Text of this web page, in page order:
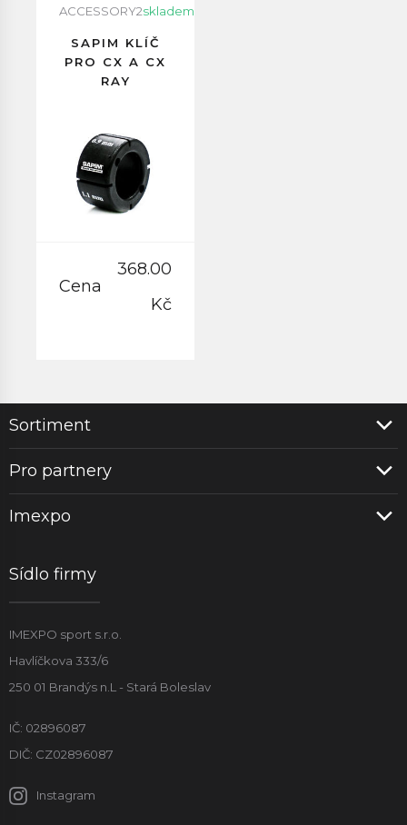
ACCESSORY2skladem
SAPIM KLÍČ
PRO CX A CX
RAY
Cena
368.00
Kč
Sortiment
Pro partnery
Imexpo
Sídlo firmy
IMEXPO sport s.r.o.
Havlíčkova 333/6
250 01 Brandýs n.L - Stará Boleslav
IČ: 02896087
DIČ: CZ02896087
Instagram